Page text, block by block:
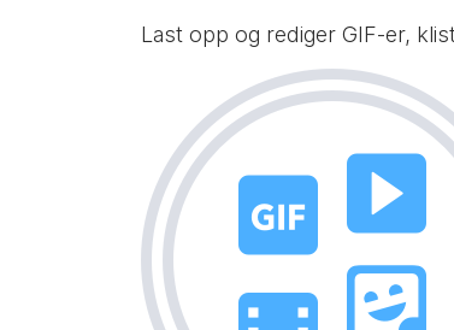
Last opp og rediger GIF-er,